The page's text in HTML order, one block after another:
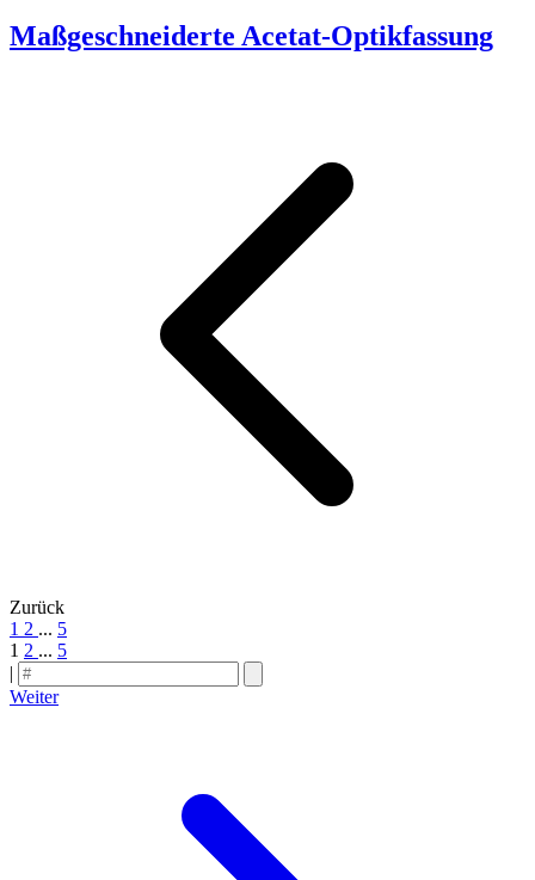
Maßgeschneiderte Acetat-Optikfassung
Zurück
1 2 ... 5
1 2 ... 5
|
Weiter